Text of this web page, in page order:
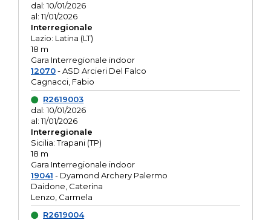
dal: 10/01/2026
al: 11/01/2026
Interregionale
Lazio: Latina (LT)
18 m
Gara Interregionale indoor
12070- ASD Arcieri Del Falco
Cagnacci, Fabio
R2619003
dal: 10/01/2026
al: 11/01/2026
Interregionale
Sicilia: Trapani (TP)
18 m
Gara Interregionale indoor
19041 - Dyamond Archery Palermo
Daidone, Caterina
Lenzo, Carmela
R2619004